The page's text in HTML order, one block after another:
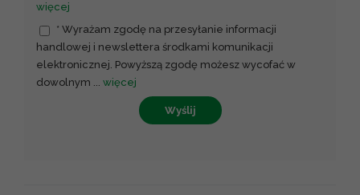
więcej
* Wyrażam zgodę na przesyłanie informacji
handlowej i newslettera środkami komunikacji
elektronicznej. Powyższą zgodę możesz wycofać w
dowolnym ... więcej
Wyślij